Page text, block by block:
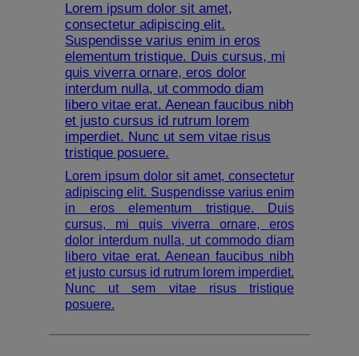
Lorem ipsum dolor sit amet,
consectetur adipiscing elit.
Suspendisse varius enim in eros
elementum tristique. Duis cursus, mi
quis viverra ornare, eros dolor
interdum nulla, ut commodo diam
libero vitae erat. Aenean faucibus nibh
et justo cursus id rutrum lorem
imperdiet. Nunc ut sem vitae risus
tristique posuere.
Lorem ipsum dolor sit amet, consectetur
adipiscing elit. Suspendisse varius enim
in eros elementum tristique. Duis
cursus, mi quis viverra ornare, eros
dolor interdum nulla, ut commodo diam
libero vitae erat. Aenean faucibus nibh
et justo cursus id rutrum lorem imperdiet.
Nunc ut sem vitae risus tristique
posuere.